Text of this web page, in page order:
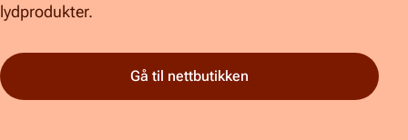
lydprodukter.
Gå til nettbutikken